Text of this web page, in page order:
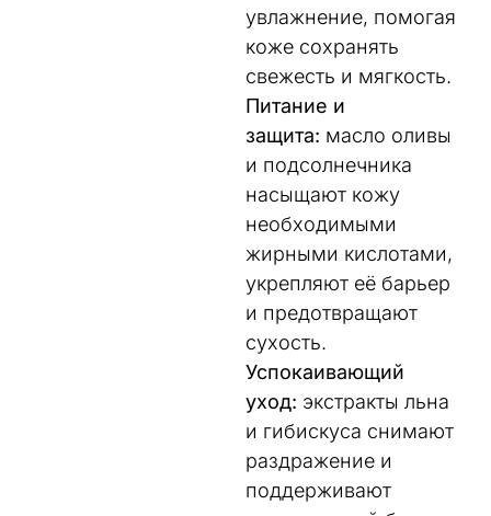
увлажнение, помогая
коже сохранять
свежесть и мягкость.
Питание и
защита: масло оливы
и подсолнечника
насыщают кожу
необходимыми
жирными кислотами,
укрепляют её барьер
и предотвращают
сухость.
Успокаивающий
уход: экстракты льна
и гибискуса снимают
раздражение и
поддерживают